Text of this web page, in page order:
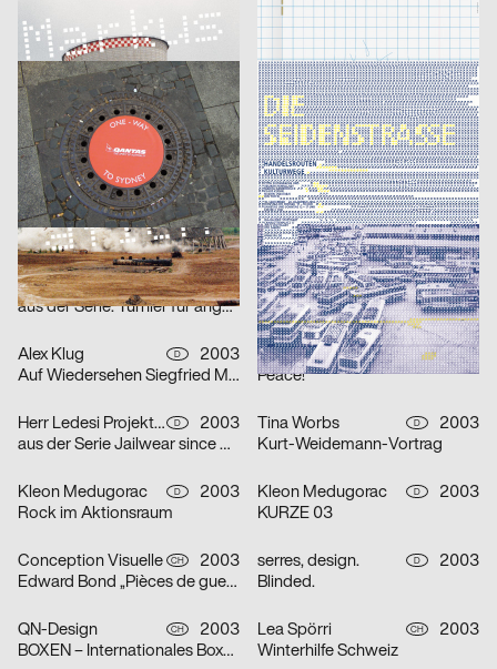
2003
Steur Fotografieie
Publicis Wien A brand of Publicis Group Austria
2003
Freies Lernen
Publicis Werbeagentur GmbH D
2003
aus einer Serie für Qantas Airways Limited: one-way
Fons Hickmann m23 D
2003
Seidenstraße
D
2003
Seidenstraße
Publicis Werbeagentur GmbH D
2003
Overweight?
Annette Kadatz A
2003
Identity
Publicis Wien A brand of Publicis Group Austria A
2003
Plakatserie Fashion Victim
Georg Schnitzer, Christoph Priglinger, Oliver Laric A
2003
aus der Serie: Turnier für angewandten Fussball 3
Eleonore Bujatti A
2003
aus der Serie: Turnier für angewandten Fussball 3
Alex Klug D
2003
Auf Wiedersehen Siegfried Maser
David Mühlfeld D
2003
Peace!
Herr Ledesi Projekt- und Werbeagentur D
2003
aus der Serie Jailwear since 1898: HAEFTLING Tasche
Tina Worbs D
2003
Kurt-Weidemann-Vortrag
Kleon Medugorac D
2003
Rock im Aktionsraum
Kleon Medugorac D
2003
KURZE 03
Conception Visuelle CH
2003
Edward Bond „Pièces de guerre I-II“
serres, design. D
2003
Blinded.
QN-Design CH
2003
BOXEN – Internationales Boxmeeting
Lea Spörri CH
2003
Winterhilfe Schweiz